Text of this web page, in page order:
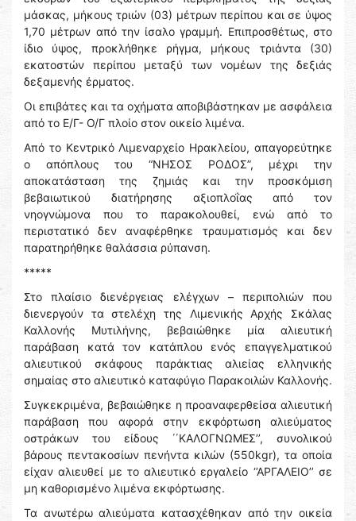
μάσκας, μήκους τριών (03) μέτρων περίπου και σε ύψος
1,70 μέτρων από την ίσαλο γραμμή. Επιπροσθέτως, στο
ίδιο ύψος, προκλήθηκε ρήγμα, μήκους τριάντα (30)
εκατοστών περίπου μεταξύ των νομέων της δεξιάς
δεξαμενής έρματος.
Οι επιβάτες και τα οχήματα αποβιβάστηκαν με ασφάλεια
από το Ε/Γ- Ο/Γ πλοίο στον οικείο λιμένα.
Από το Κεντρικό Λιμεναρχείο Ηρακλείου, απαγορεύτηκε
ο απόπλους του “ΝΗΣΟΣ ΡΟΔΟΣ”, μέχρι την
αποκατάσταση της ζημιάς και την προσκόμιση
βεβαιωτικού διατήρησης αξιοπλοΐας από τον
νηογνώμονα που το παρακολουθεί, ενώ από το
περιστατικό δεν αναφέρθηκε τραυματισμός και δεν
παρατηρήθηκε θαλάσσια ρύπανση.
*****
Στο πλαίσιο διενέργειας ελέγχων – περιπολιών που
διενεργούν τα στελέχη της Λιμενικής Αρχής Σκάλας
Καλλονής Μυτιλήνης, βεβαιώθηκε μία αλιευτική
παράβαση κατά τον κατάπλου ενός επαγγελματικού
αλιευτικού σκάφους παράκτιας αλιείας ελληνικής
σημαίας στο αλιευτικό καταφύγιο Παρακοιλών Καλλονής.
Συγκεκριμένα, βεβαιώθηκε η προαναφερθείσα αλιευτική
παράβαση που αφορά στην εκφόρτωση αλιεύματος
οστράκων του είδους ΄΄ΚΑΛΟΓΝΩΜΕΣ’’, συνολικού
βάρους πεντακοσίων πενήντα κιλών (550kgr), τα οποία
είχαν αλιευθεί με το αλιευτικό εργαλείο ‘’ΑΡΓΑΛΕΙΟ’’ σε
μη καθορισμένο λιμένα εκφόρτωσης.
Τα ανωτέρω αλιεύματα κατασχέθηκαν από την οικεία